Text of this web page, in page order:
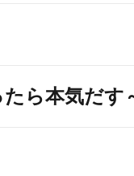
ら本気だす